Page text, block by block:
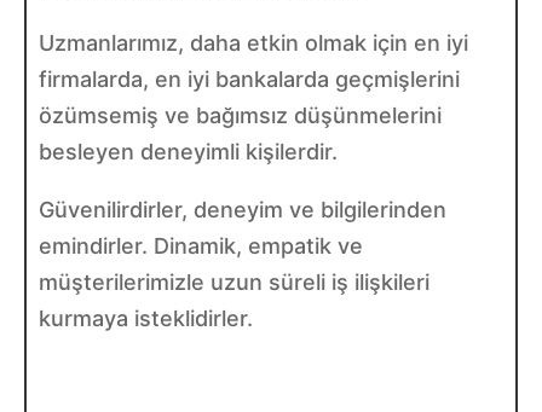
Uzmanlarımız, daha etkin olmak için en iyi
firmalarda, en iyi bankalarda geçmişlerini
özümsemiş ve bağımsız düşünmelerini
besleyen deneyimli kişilerdir.
Güvenilirdirler, deneyim ve bilgilerinden
emindirler. Dinamik, empatik ve
müşterilerimizle uzun süreli iş ilişkileri
kurmaya isteklidirler.